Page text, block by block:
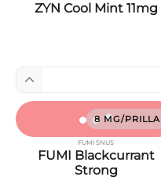
ZYN Cool Mint 11mg
8 MG/PRILLA
FUMI SNUS
FUMI Blackcurrant
Strong